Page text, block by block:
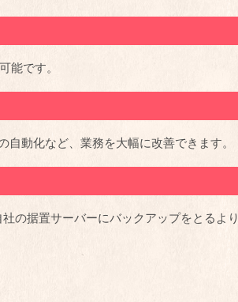
能です。
動化など、業務を大幅に改善できます。
の据置サーバーにバックアップをとるより